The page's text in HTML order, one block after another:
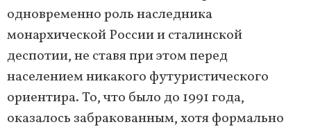
одновременно роль наследника
монархической России и сталинской
деспотии, не ставя при этом перед
населением никакого футуристического
ориентира. То, что было до 1991 года,
оказалось забракованным, хотя формально